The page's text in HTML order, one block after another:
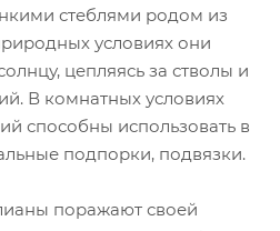
стеблями родом из
условиях они
цепляясь за стволы и
В комнатных условиях
способны использовать в
подпорки, подвязки.
поражают своей